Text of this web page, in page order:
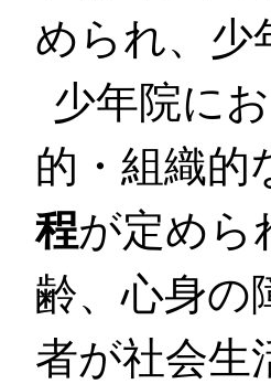
められ、少
少年院に
的・組織的
程が定めら
齢、心身の
者が社会生